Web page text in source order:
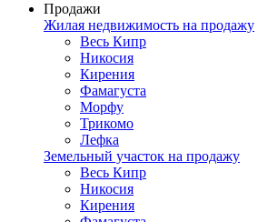
Продажи
Жилая недвижимость на продажу
Весь Кипр
Никосия
Кирения
Фамагуста
Морфу
Трикомо
Лефка
Земельный участок на продажу
Весь Кипр
Никосия
Кирения